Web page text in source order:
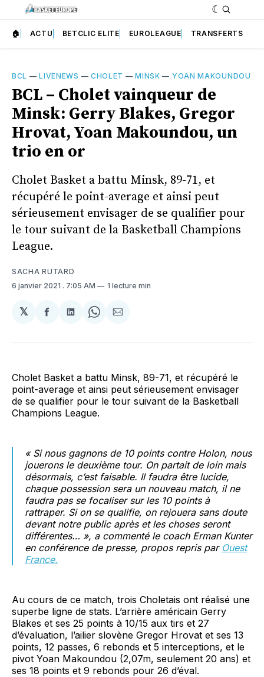
🏠 ACTU BETCLIC ELITE EUROLEAGUE TRANSFERTS
BCL —LIVENEWS — CHOLET —MINSK — YOAN MAKOUNDOU
BCL – Cholet vainqueur de
Minsk: Gerry Blakes, Gregor
Hrovat, Yoan Makoundou, un
trio en or
Cholet Basket a battu Minsk, 89-71, et
récupéré le point-average et ainsi peut
sérieusement envisager de se qualifier pour
le tour suivant de la Basketball Champions
League.
SACHA RUTARD
6 janvier 2021 . 7:05 AM 1 lecture min
𝕏
Partager
Facebook
Partager
LinkedIn
Share
WhatsApp
Partager
Courriel
Cholet Basket a battu Minsk, 89-71, et récupéré le
point-average et ainsi peut sérieusement envisager
de se qualifier pour le tour suivant de la Basketball
Champions League.
« Si nous gagnons de 10 points contre Holon, nous
jouerons le deuxième tour. On partait de loin mais
désormais, c’est faisable. Il faudra être lucide,
chaque possession sera un nouveau match, il ne
faudra pas se focaliser sur les 10 points à
rattraper. Si on se qualifie, on rejouera sans doute
devant notre public après et les choses seront
différentes… », a commenté le coach Erman Kunter
en conférence de presse, propos repris par Ouest
France.
Au cours de ce match, trois Choletais ont réalisé une
superbe ligne de stats. L’arrière américain Gerry
Blakes et ses 25 points à 10/15 aux tirs et 27
d’évaluation, l’ailier slovène Gregor Hrovat et ses 13
points, 12 passes, 6 rebonds et 5 interceptions, et le
pivot Yoan Makoundou (2,07m, seulement 20 ans) et
ses 18 points et 9 rebonds pour 26 d’éval.